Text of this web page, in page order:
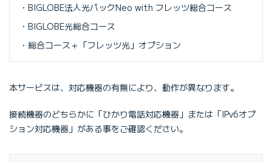
BIGLOBE法人光パックNeo with フレッツ総合コース
BIGLOBE光総合コース
総合コース＋「フレッツ光」オプション
本サービスは、対応機器の有無により、動作が異なります。
接続機器のどちらかに「ひかり電話対応機器」または「IPv6オプ
ション対応機器」がある事をご確認ください。